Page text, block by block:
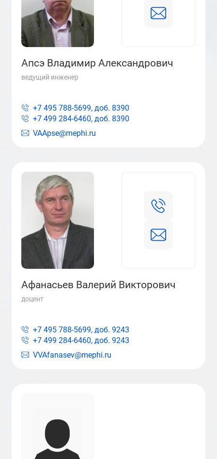
Апсэ Владимир Александрович
ведущий инженер
VAApse@mephi.ru
+7 495 788-5699, доб. 8390
+7 499 284-6460, доб. 8390
Афанасьев Валерий Викторович
доцент
VVAfanasev@mephi.ru
+7 495 788-5699, доб. 9243
+7 499 284-6460, доб. 9243